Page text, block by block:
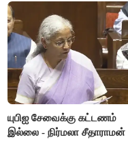
யுபிஐ சேவைக்கு கட்டணம்
இல்லை - நிர்மலா சீதாராமன்